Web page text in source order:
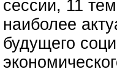
сессии, 11
наиболее
будущего